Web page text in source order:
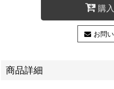
購
お問
商品詳細